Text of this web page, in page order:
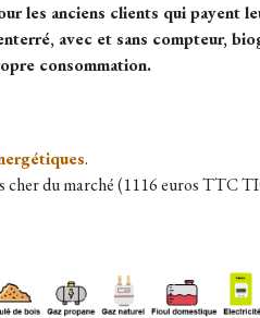
les anciens clients qui payent
avec et sans compteur,
consommation.
.
du marché (1116 euros TTC